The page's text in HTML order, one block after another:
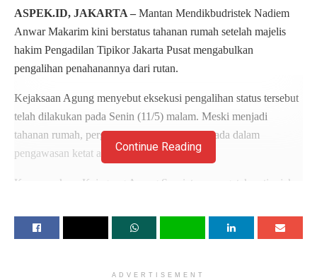
ASPEK.ID, JAKARTA – Mantan Mendikbudristek Nadiem
Anwar Makarim kini berstatus tahanan rumah setelah majelis
hakim Pengadilan Tipikor Jakarta Pusat mengabulkan
pengalihan penahanannya dari rutan.
Kejaksaan Agung menyebut eksekusi pengalihan status tersebut
telah dilakukan pada Senin (11/5) malam. Meski menjadi
tahanan rumah, pergerakan Nadiem tetap berada dalam
pengawasan ketat aparat penegak hukum.
Kapuspenkum Kejagung Anang Supriatna mengatakan tim jaksa
terkait pengalihan penahanan itu.
Continue Reading
ADVERTISEMENT